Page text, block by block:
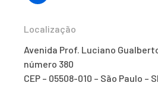
Localização
Avenida Prof. Luciano
número 380
CEP – 05508-010 – São Paulo –